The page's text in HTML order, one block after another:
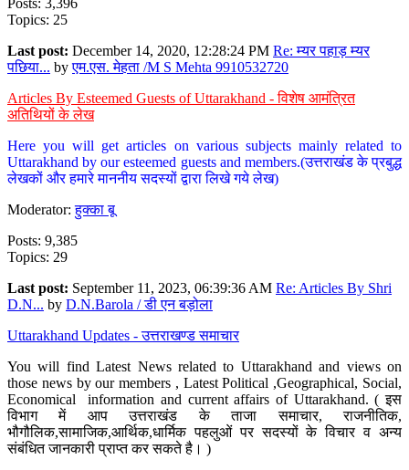
Topics: 25
Last post: December 14, 2020, 12:28:24 PM Re: म्यर पहाड़ म्यर
पछिया... byएम.एस. मेहता /M S Mehta 9910532720
Articles By Esteemed Guests of Uttarakhand - विशेष आमंत्रित
अतिथियों के लेख
Here you will get articles on various subjects mainly related to
Uttarakhand by our esteemed guests and members.(उत्तराखंड के प्रबुद्ध
लेखकों और हमारे माननीय सदस्यों द्वारा लिखे गये लेख)
Moderator:हुक्का बू
Posts: 9,385
Topics: 29
Last post: September 11, 2023, 06:39:36 AM Re: Articles By Shri
D.N... by D.N.Barola / डी एन बड़ोला
Uttarakhand Updates - उत्तराखण्ड समाचार
You will find Latest News related to Uttarakhand and views on
those news by our members , Latest Political ,Geographical, Social,
Economical information and current affairs of Uttarakhand. ( इस
विभाग में आप उत्तराखंड के ताजा समाचार, राजनीतिक,
भौगौलिक,सामाजिक,आर्थिक,धार्मिक पहलुओं पर सदस्यों के विचार व अन्य
संबंधित जानकारी प्राप्त कर सकते है। )